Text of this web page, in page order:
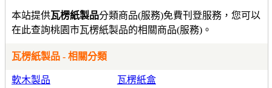
本站提供瓦楞紙製品分類商品(服務)免費刊登服務，您可以
在此查詢桃園市瓦楞紙製品的相關商品(服務)。
瓦楞紙製品 - 相關分類
軟木製品 瓦楞紙盒